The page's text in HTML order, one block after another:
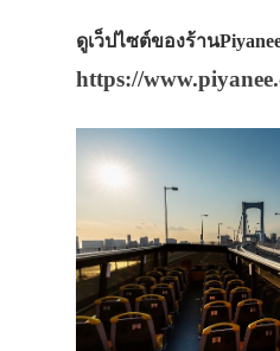
ดูเว็ปไซต์ของร้าน
https://